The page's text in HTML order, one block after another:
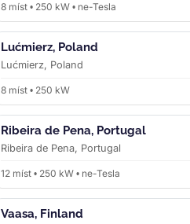
8 míst • 250 kW • ne-Tesla
Lućmierz, Poland
Lućmierz, Poland
8 míst • 250 kW
Ribeira de Pena, Portugal
Ribeira de Pena, Portugal
12 míst • 250 kW • ne-Tesla
Vaasa, Finland